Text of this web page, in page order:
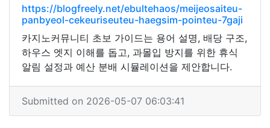
https://blogfreely.net/ebultehaos/meijeosaiteu-
panbyeol-cekeuriseuteu-haegsim-pointeu-7gaji
카지노커뮤니티 초보 가이드는 용어 설명, 배당 구조,
하우스 엣지 이해를 돕고, 과몰입 방지를 위한 휴식
알림 설정과 예산 분배 시뮬레이션을 제안합니다.
Submitted on 2026-05-07 06:03:41